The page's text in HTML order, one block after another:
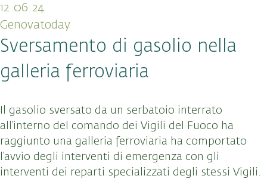
12.06.24
Genovatoday
Sversamento di gasolio nella
galleria ferroviaria
Il gasolio sversato da un serbatoio interrato
all’interno del comando dei Vigili del Fuoco ha
raggiunto una galleria ferroviaria ha comportato
l’avvio degli interventi di emergenza con gli
interventi dei reparti specializzati degli stessi Vigili.